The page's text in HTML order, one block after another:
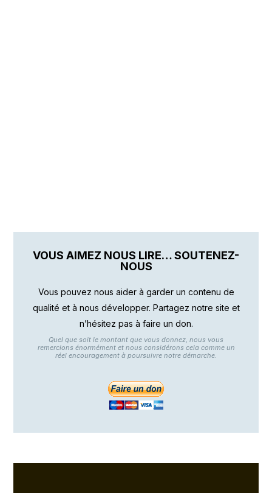
VOUS AIMEZ NOUS LIRE… SOUTENEZ-
NOUS
Vous pouvez nous aider à garder un contenu de
qualité et à nous développer. Partagez notre site et
n’hésitez pas à faire un don.
Quel que soit le montant que vous donnez, nous vous
remercions énormément et nous considérons cela comme un
réel encouragement à poursuivre notre démarche.